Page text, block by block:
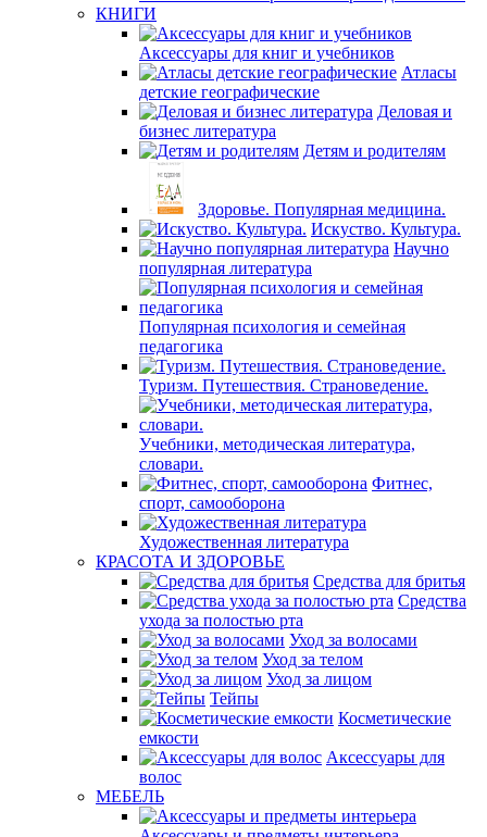
КНИГИ
Аксессуары для книг и учебников
Атласы
детские географические
Деловая и
бизнес литература
Детям и родителям
Здоровье. Популярная медицина.
Искуство. Культура.
Научно
популярная литература
Популярная психология и семейная
педагогика
Туризм. Путешествия. Страноведение.
Учебники, методическая литература,
словари.
Фитнес,
спорт, самооборона
Художественная литература
КРАСОТА И ЗДОРОВЬЕ
Средства для бритья
Средства
ухода за полостью рта
Уход за волосами
Уход за телом
Уход за лицом
Тейпы
Косметические
емкости
Аксессуары для
волос
МЕБЕЛЬ